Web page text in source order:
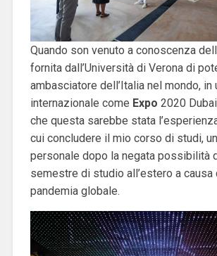
Quando son venuto a conoscenza
fornita dall’Università di Verona di
ambasciatore dell’Italia nel mondo, in
internazionale come Expo 2020
che questa sarebbe stata
cui concludere il mio corso di studi,
personale dopo la negata possibilità
semestre di studio all’estero a causa
pandemia globale.